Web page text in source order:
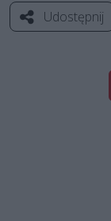
Udostępnij